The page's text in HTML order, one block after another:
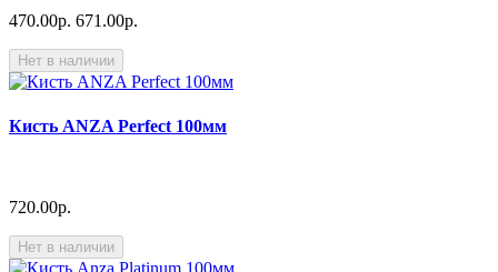
470.00р. 671.00р.
Нет в наличии
Кисть ANZA Perfect 100мм
720.00р.
Нет в наличии